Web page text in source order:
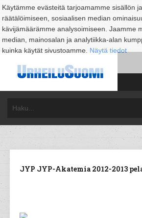
Käytämme evästeitä tarjoamamme sisällön
räätälöimiseen, sosiaalisen median
kävijämäärämme analysoimiseen. Jaamme
median, mainosalan ja analytiikka-alan
kuinka käytät sivustoamme. Näytä tiedot
JYP JYP-Akatemia 2012-2013